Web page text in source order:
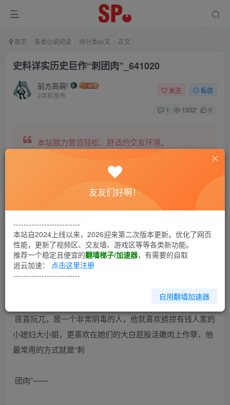
首页 各类小说阅读 待分类sp文 正文
史料详实历史巨作“刺团肉”_641020
前方高萌!
2年前发布
关注 私信
1 1932 0
本站致力营造轻松、舒适的交友环境。
另有小说阅读站点，网罗包括训诫文、腐文在内的
第1回
明朝初年金陵一带的富人很多，来自关外石嘴山一带的窜
匪，一路南下。他们十分剽悍，就在京城周围方圆不出百里
匪首阮兀，是一个非常阴毒的人，他就喜欢掳掠有钱人家的
小媳妇大小姐，更喜欢在她们的大白屁股活嫩肉上作孽，他
最常用的方式就是“刺
团肉”——
友友们好啊！
--------------------------
本站自2024上线以来，2026迎来第二次版本更新。优化了网页
性能，更新了视频区、交友墙、游戏区等等各类新功能。
推荐一个稳定且便宜的翻墙梯子/加速器，有需要的自取
追云加速： 点击这里注册
--------------------------
自用翻墙加速器